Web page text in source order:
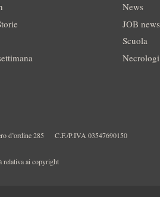
News
JOB news
Scuola
Necrologi
d’ordine 285 C.F./P.IVA 03547690150
relativa ai copyright